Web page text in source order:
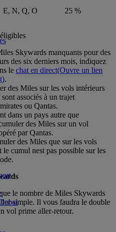
E, N, Q, O 25 %
Skywards manquants pour des
des six derniers mois, indiquez
le chat en direct(Ouvre un lien
.
des Miles sur les vols intérieurs
associés à un trajet
ou Qantas.
dans un pays autre que
des Miles sur un vol
par Qantas.
des Miles que sur les vols
le cumul nest pas possible sur les
le nombre de Miles Skywards
simple. Il vous faudra le double
vol prime aller-retour.